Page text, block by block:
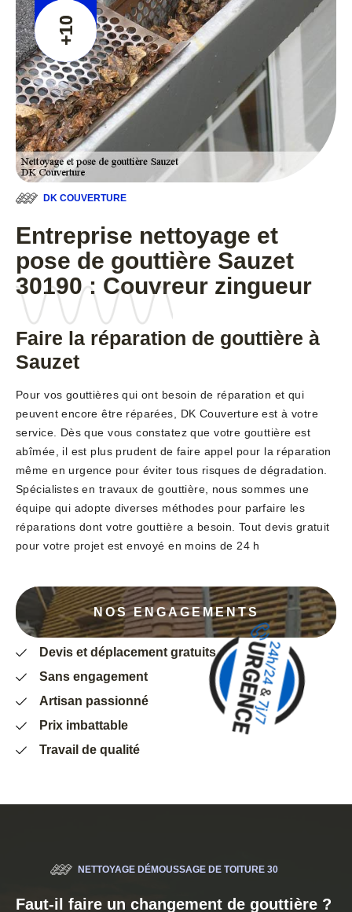
+10
DK COUVERTURE
Entreprise nettoyage et
pose de gouttière Sauzet
30190 : Couvreur zingueur
Faire la réparation de gouttière à
Sauzet
Pour vos gouttières qui ont besoin de réparation et qui
peuvent encore être réparées, DK Couverture est à votre
service. Dès que vous constatez que votre gouttière est
abîmée, il est plus prudent de faire appel pour la réparation
même en urgence pour éviter tous risques de dégradation.
Spécialistes en travaux de gouttière, nous sommes une
équipe qui adopte diverses méthodes pour parfaire les
réparations dont votre gouttière a besoin. Tout devis gratuit
pour votre projet est envoyé en moins de 24 h
NOS ENGAGEMENTS
Devis et déplacement gratuits
Sans engagement
Artisan passionné
Prix imbattable
Travail de qualité
NETTOYAGE DÉMOUSSAGE DE TOITURE 30
Faut-il faire un changement de gouttière ?